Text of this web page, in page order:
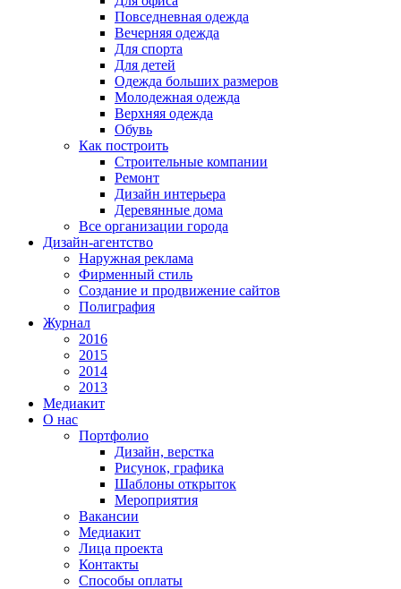
Повседневная одежда
Вечерняя одежда
Для спорта
Для детей
Одежда больших размеров
Молодежная одежда
Верхняя одежда
Обувь
Как построить
Строительные компании
Ремонт
Дизайн интерьера
Деревянные дома
Все организации города
Дизайн-агентство
Наружная реклама
Фирменный стиль
Создание и продвижение сайтов
Полиграфия
Журнал
2016
2015
2014
2013
Медиакит
О нас
Портфолио
Дизайн, верстка
Рисунок, графика
Шаблоны открыток
Мероприятия
Вакансии
Медиакит
Лица проекта
Контакты
Способы оплаты